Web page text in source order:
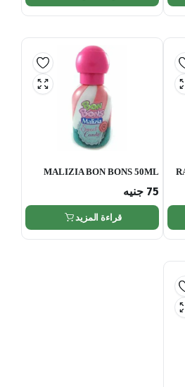
MALIZIA BON BONS 50ML
75 جنيه
قراءة المزيد